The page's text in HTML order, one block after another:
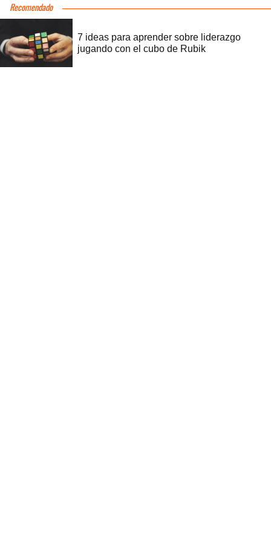
Recomendado
7 ideas para aprender sobre liderazgo
jugando con el cubo de Rubik